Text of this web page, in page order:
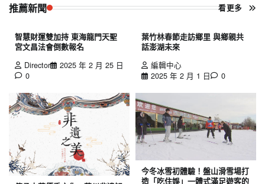
推薦新聞 看更多
智慧財運雙加持 東海龍門天聖
宮文昌法會倒數報名
Director
2025 年 2 月 25 日
0
葉竹林春節走訪鄉里 與鄉親共
話澎湖未來
編輯中心
2025 年 2 月 1 日
0
今冬冰雪初體驗！盤山滑雪場打
造「吃住娛」一體式滿足遊客的